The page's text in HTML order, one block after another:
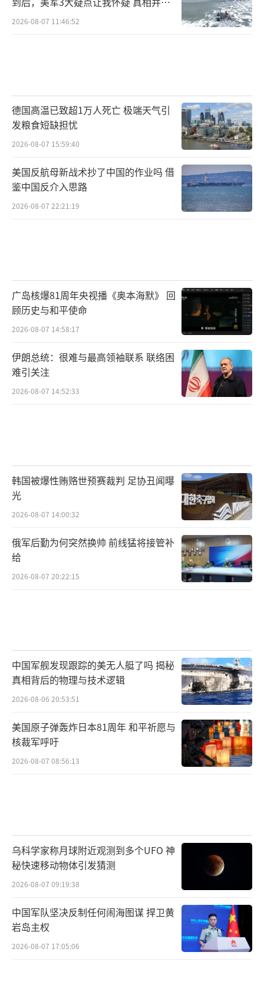
如此
2026-08-07 11:46:52
德国高温已致超1万人死亡 极端天气引
发粮食短缺担忧
2026-08-07 15:59:40
美国反航母新战术抄了中国的作业吗 借
鉴中国反介入思路
2026-08-07 22:21:19
广岛核爆81周年央视播《奥本海默》 回
顾历史与和平使命
2026-08-07 14:58:17
伊朗总统：很难与最高领袖联系 联络困
难引关注
2026-08-07 14:52:33
韩国被爆性贿赂世预赛裁判 足协丑闻曝
光
2026-08-07 14:00:32
俄军后勤为何突然换帅 前线猛将接管补
给
2026-08-07 20:22:15
中国军舰发现跟踪的美无人艇了吗 揭秘
真相背后的物理与技术逻辑
2026-08-06 20:53:51
美国原子弹轰炸日本81周年 和平祈愿与
核裁军呼吁
2026-08-07 08:56:13
乌科学家称月球附近观测到多个UFO 神
秘快速移动物体引发猜测
2026-08-07 09:19:38
中国军队坚决反制任何闹海图谋 捍卫黄
岩岛主权
2026-08-07 17:05:06